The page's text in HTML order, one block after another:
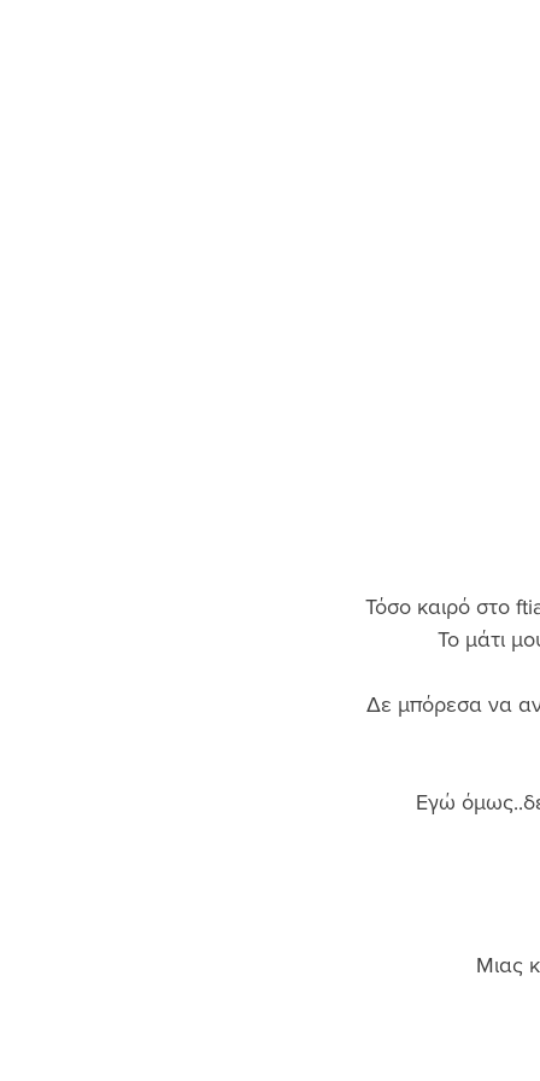
Τόσο καιρό στο
Το μάτι
Δε μπόρεσα να
Εγώ
Μιας